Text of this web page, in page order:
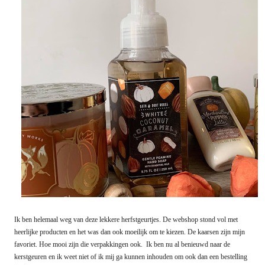
Ik ben helemaal weg van deze lekkere herfstgeurtjes. De webshop stond vol met
heerlijke producten en het was dan ook moeilijk om te kiezen. De kaarsen zijn mijn
favoriet. Hoe mooi zijn die verpakkingen ook. Ik ben nu al benieuwd naar de
kerstgeuren en ik weet niet of ik mij ga kunnen inhouden om ook dan een bestelling